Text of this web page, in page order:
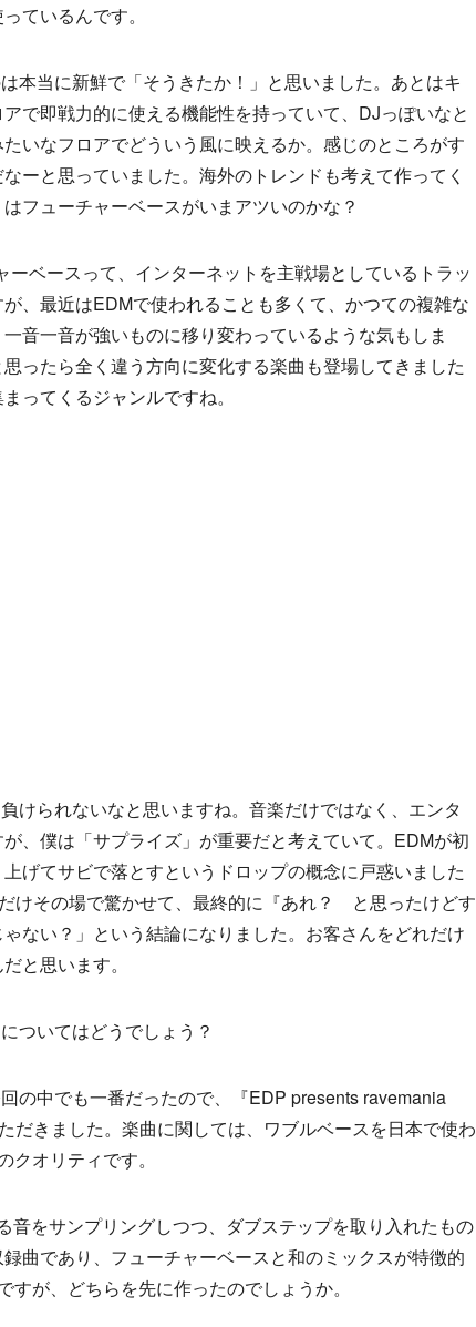
ているんです。
本当に新鮮で「そうきたか！」と思いました。あとはキ
で即戦力的に使える機能性を持っていて、DJっぽいなと
いなフロアでどういう風に映えるか。感じのところがす
ーと思っていました。海外のトレンドも考えて作ってく
フューチャーベースがいまアツいのかな？
ベースって、インターネットを主戦場としているトラッ
、最近はEDMで使われることも多くて、かつての複雑な
音一音が強いものに移り変わっているような気もしま
ったら全く違う方向に変化する楽曲も登場してきました
ってくるジャンルですね。
けられないなと思いますね。音楽だけではなく、エンタ
、僕は「サプライズ」が重要だと考えていて。EDMが初
げてサビで落とすというドロップの概念に戸惑いました
けその場で驚かせて、最終的に『あれ？ と思ったけどす
ない？」という結論になりました。お客さんをどれだけ
と思います。
ついてはどうでしょう？
の中でも一番だったので、『EDP presents ravemania
だきました。楽曲に関しては、ワブルベースを日本で使わ
オリティです。
をサンプリングしつつ、ダブステップを取り入れたもの
曲であり、フューチャーベースと和のミックスが特徴的
が、どちらを先に作ったのでしょうか。